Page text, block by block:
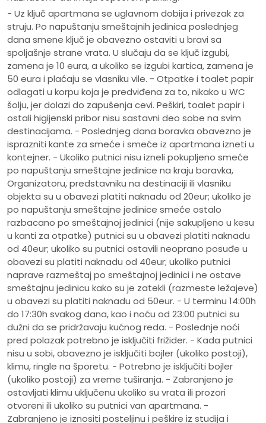
- Uz ključ apartmana se uglavnom dobija i privezak za
struju. Po napuštanju smeštajnih jedinica poslednjeg
dana smene ključ je obavezno ostaviti u bravi sa
spoljašnje strane vrata. U slučaju da se ključ izgubi,
zamena je 10 eura, a ukoliko se izgubi kartica, zamena je
50 eura i plaćaju se vlasniku vile. - Otpatke i toalet papir
odlagati u korpu koja je predviđena za to, nikako u WC
šolju, jer dolazi do zapušenja cevi. Peškiri, toalet papir i
ostali higijenski pribor nisu sastavni deo sobe na svim
destinacijama. - Poslednjeg dana boravka obavezno je
isprazniti kante za smeće i smeće iz apartmana izneti u
kontejner. - Ukoliko putnici nisu izneli pokupljeno smeće
po napuštanju smeštajne jedinice na kraju boravka,
Organizatoru, predstavniku na destinaciji ili vlasniku
objekta su u obavezi platiti naknadu od 20eur; ukoliko je
po napuštanju smeštajne jedinice smeće ostalo
razbacano po smeštajnoj jedinici (nije sakupljeno u kesu
u kanti za otpatke) putnici su u obavezi platiti naknadu
od 40eur; ukoliko su putnici ostavili neoprano posuđe u
obavezi su platiti naknadu od 40eur; ukoliko putnici
naprave razmeštaj po smeštajnoj jedinici i ne ostave
smeštajnu jedinicu kako su je zatekli (razmeste ležajeve)
u obavezi su platiti naknadu od 50eur. - U terminu 14:00h
do 17:30h svakog dana, kao i noću od 23:00 putnici su
dužni da se pridržavaju kućnog reda. - Poslednje noći
pred polazak potrebno je isključiti frižider. - Kada putnici
nisu u sobi, obavezno je isključiti bojler (ukoliko postoji),
klimu, ringle na šporetu. - Potrebno je isključiti bojler
(ukoliko postoji) za vreme tuširanja. - Zabranjeno je
ostavljati klimu uključenu ukoliko su vrata ili prozori
otvoreni ili ukoliko su putnici van apartmana. -
Zabranjeno je iznositi posteljinu i peškire iz studija i